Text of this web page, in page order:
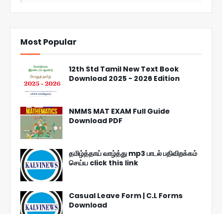
Most Popular
12th Std Tamil New Text Book
Download 2025 - 2026 Edition
NMMS MAT EXAM Full Guide
Download PDF
தமிழ்த்தாய் வாழ்த்து mp3 பாடல் பதிவிறக்கம்
செய்ய click this link
Casual Leave Form | C.L Forms
Download